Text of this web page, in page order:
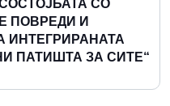
СО
ПОВРЕДИ И
ИНТЕГРИРАНАТА
ПАТИШТА ЗА СИТЕ“